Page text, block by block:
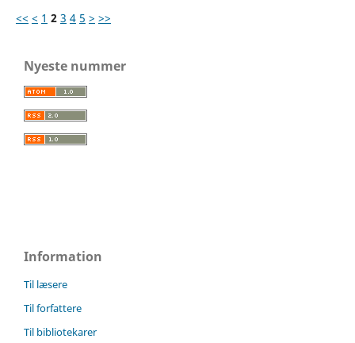
<< < 1 2 3 4 5 > >>
Nyeste nummer
Information
Til læsere
Til forfattere
Til bibliotekarer